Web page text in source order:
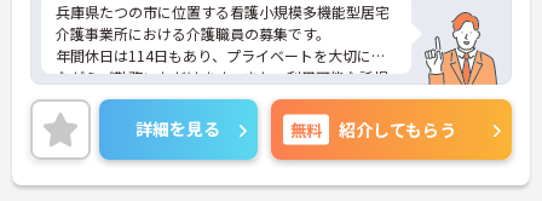
兵庫県たつの市に位置する看護小規模多機能型居宅
介護事業所における介護職員の募集です。
年間休日は114日もあり、プライベートを大切にし
ながらご勤務いただけます。また、利用可能な託児
所があり、子育て世代の方も安心してご勤務いただ
けます。
ご興味のある方には、面接対策ポイントなど、さら
に詳細をご案内しますのでお気軽にご相談くださ
い！
詳細を見る 無料 紹介してもらう